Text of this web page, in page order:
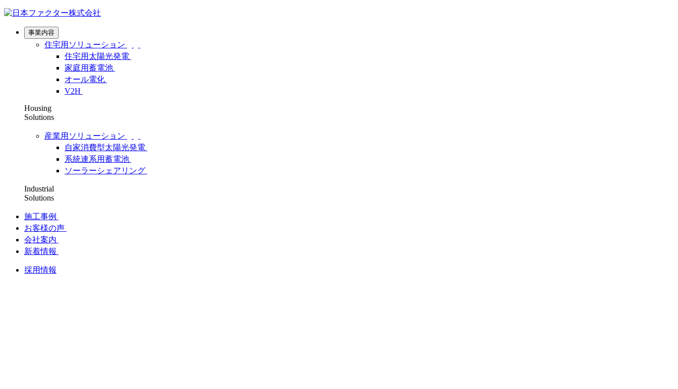
事業内容
住宅用ソリューション
住宅用太陽光発電
家庭用蓄電池
オール電化
V2H
Housing
Solutions
産業用ソリューション
自家消費型太陽光発電
系統連系用蓄電池
ソーラーシェアリング
Industrial
Solutions
施工事例
お客様の声
会社案内
新着情報
採用情報